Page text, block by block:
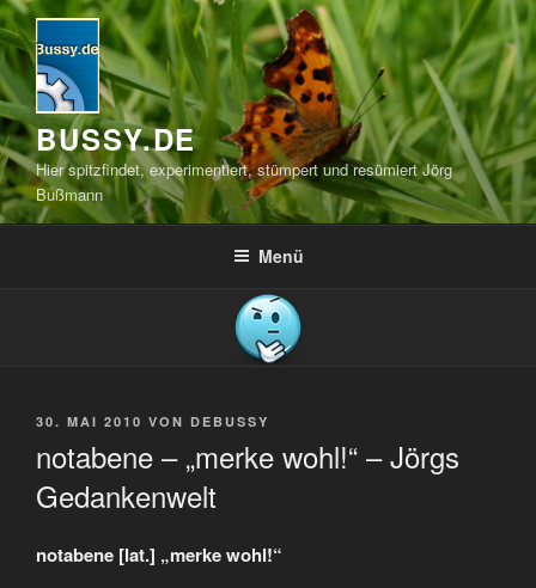
Zum
Inhalt
springen
BUSSY.DE
Hier spitzfindet, experimentiert, stümpert und resümiert Jörg
Bußmann
Menü
VERÖFFENTLICHT
30. MAI 2010 VON DEBUSSY
notabene – „merke wohl!“ – Jörgs
Gedankenwelt
notabene [lat.] „merke wohl!“